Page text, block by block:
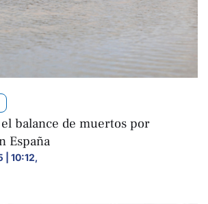
balance de muertos por
España
| 10:12,